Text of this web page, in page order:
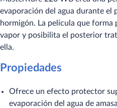
evaporación del agua durante el
hormigón. La película que forma
vapor y posibilita el posterior
ella.
Propiedades
Ofrece un efecto protector
evaporación del agua de